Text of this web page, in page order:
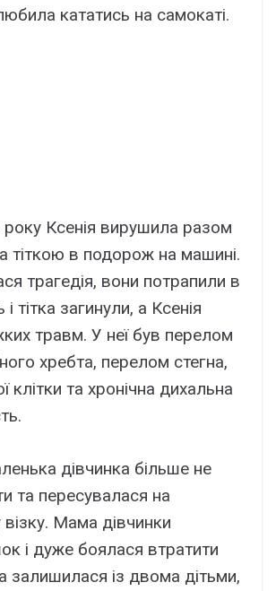
кататись на самокаті.
року Ксенія вирушила разом
тіткою в подорож на машині.
трагедія, вони потрапили в
тітка загинули, а Ксенія
травм. У неї був перелом
хребта, перелом стегна,
клітки та хронічна дихальна
дівчинка більше не
та пересувалася на
візку. Мама дівчинки
і дуже боялася втратити
залишилася із двома дітьми,